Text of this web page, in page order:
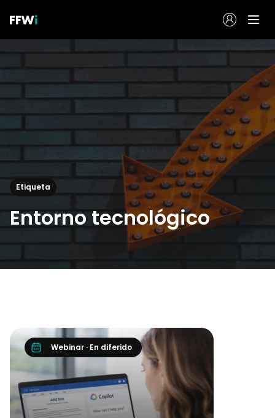
Etiqueta
Entorno tecnológico
Webinar · En diferido